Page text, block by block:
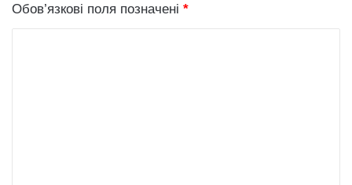
е
ф
Обов’язкові поля позначені *